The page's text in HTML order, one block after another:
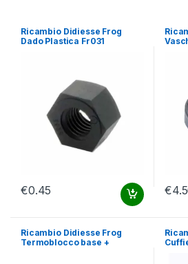
Ricambio Didiesse Frog
Dado Plastica Fr031
€0.45 €
Ricambio Didiesse Frog
Termoblocco base +